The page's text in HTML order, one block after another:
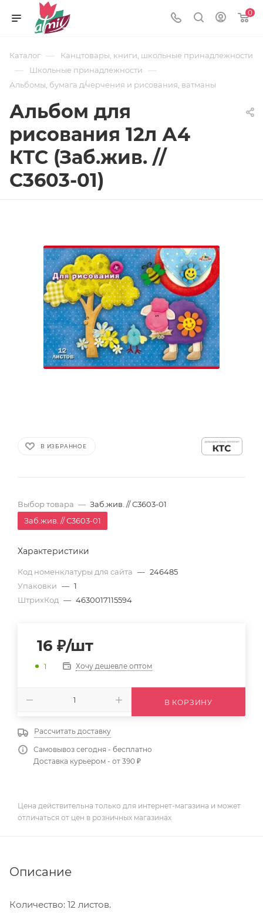
0
Каталог — Канцтовары, книги, школьные принадлежности
— Школьные принадлежности —
Альбомы, бумага д/черчения и рисования, ватманы
Альбом для
рисования 12л А4
КТС (Заб.жив. //
С3603-01)
В ИЗБРАННОЕ
Выбор товара — Заб.жив. // С3603-01
Заб.жив. // С3603-01
Характеристики
Код номенклатуры для сайта — 246485
Упаковки — 1
ШтрихКод — 4630017115594
16 ₽/шт
1 Хочу дешевле оптом
В КОРЗИНУ
Рассчитать доставку
Самовывоз сегодня - бесплатно
Доставка курьером - от 390 ₽
Цена действительна только для интернет-магазина и может
отличаться от цен в розничных магазинах
Описание
Количество: 12 листов.